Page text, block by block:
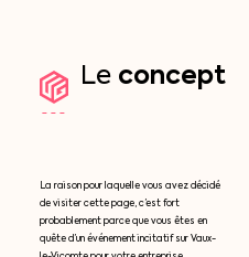
Le concept
La raison pour laquelle vous avez décidé
de visiter cette page, c’est fort
probablement parce que vous êtes en
quête d’un événement incitatif sur Vaux-